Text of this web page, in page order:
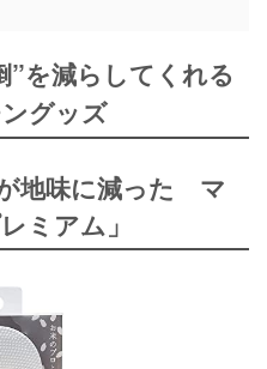
”を減らしてくれる
グッズ
地味に減った マ
ミアム」